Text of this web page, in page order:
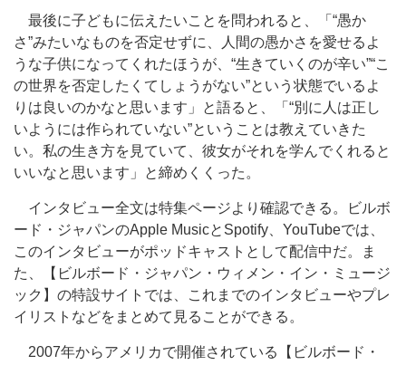
最後に子どもに伝えたいことを問われると、「“愚か
さ”みたいなものを否定せずに、人間の愚かさを愛せるよ
うな子供になってくれたほうが、“生きていくのが辛い”“こ
の世界を否定したくてしょうがない”という状態でいるよ
りは良いのかなと思います」と語ると、「“別に人は正し
いようには作られていない”ということは教えていきた
い。私の生き方を見ていて、彼女がそれを学んでくれると
いいなと思います」と締めくくった。
インタビュー全文は特集ページより確認できる。ビルボ
ード・ジャパンのApple MusicとSpotify、YouTubeでは、
このインタビューがポッドキャストとして配信中だ。ま
た、【ビルボード・ジャパン・ウィメン・イン・ミュージ
ック】の特設サイトでは、これまでのインタビューやプレ
イリストなどをまとめて見ることができる。
2007年からアメリカで開催されている【ビルボード・